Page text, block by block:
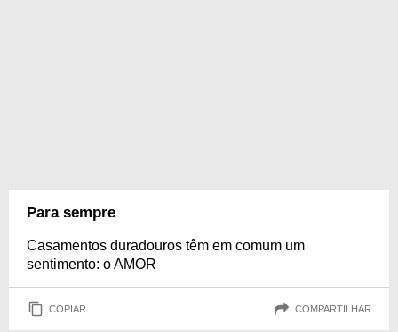
Para sempre
Casamentos duradouros têm em comum um
sentimento: o AMOR
COPIAR COMPARTILHAR